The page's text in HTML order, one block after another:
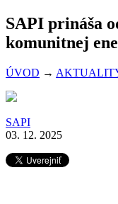
SAPI prináša
komunitnej
ÚVOD →
SAPI
03. 12. 2025